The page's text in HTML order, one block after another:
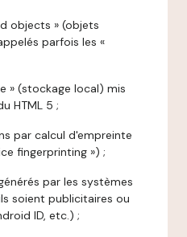
objects » (objets
parfois les «
» (stockage local) mis
HTML 5 ;
par calcul d'empreinte
fingerprinting ») ;
par les systèmes
soient publicitaires ou
ID, etc.) ;